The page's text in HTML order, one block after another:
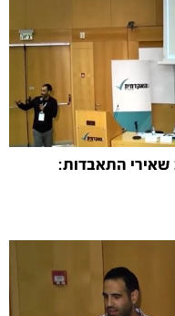
שאירי התאבדות: